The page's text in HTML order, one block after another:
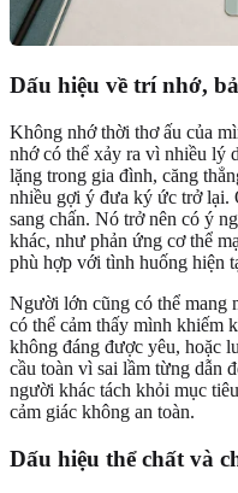
Dấu hiệu về trí nhớ,
Không nhớ thời thơ ấu của
nhớ có thể xảy ra vì nhiều lý
lặng trong gia đình, căng
nhiều gợi ý đưa ký ức trở lại.
sang chấn. Nó trở nên có ý
khác, như phản ứng cơ thể
phù hợp với tình huống hiện
Người lớn cũng có thể mang
có thể cảm thấy mình khiếm
không đáng được yêu, hoặc
cầu toàn vì sai lầm từng dẫn
người khác tách khỏi mục
cảm giác không an toàn.
Dấu hiệu thể chất và